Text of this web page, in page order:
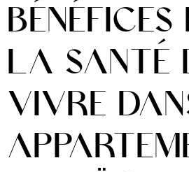
la santé
vivre